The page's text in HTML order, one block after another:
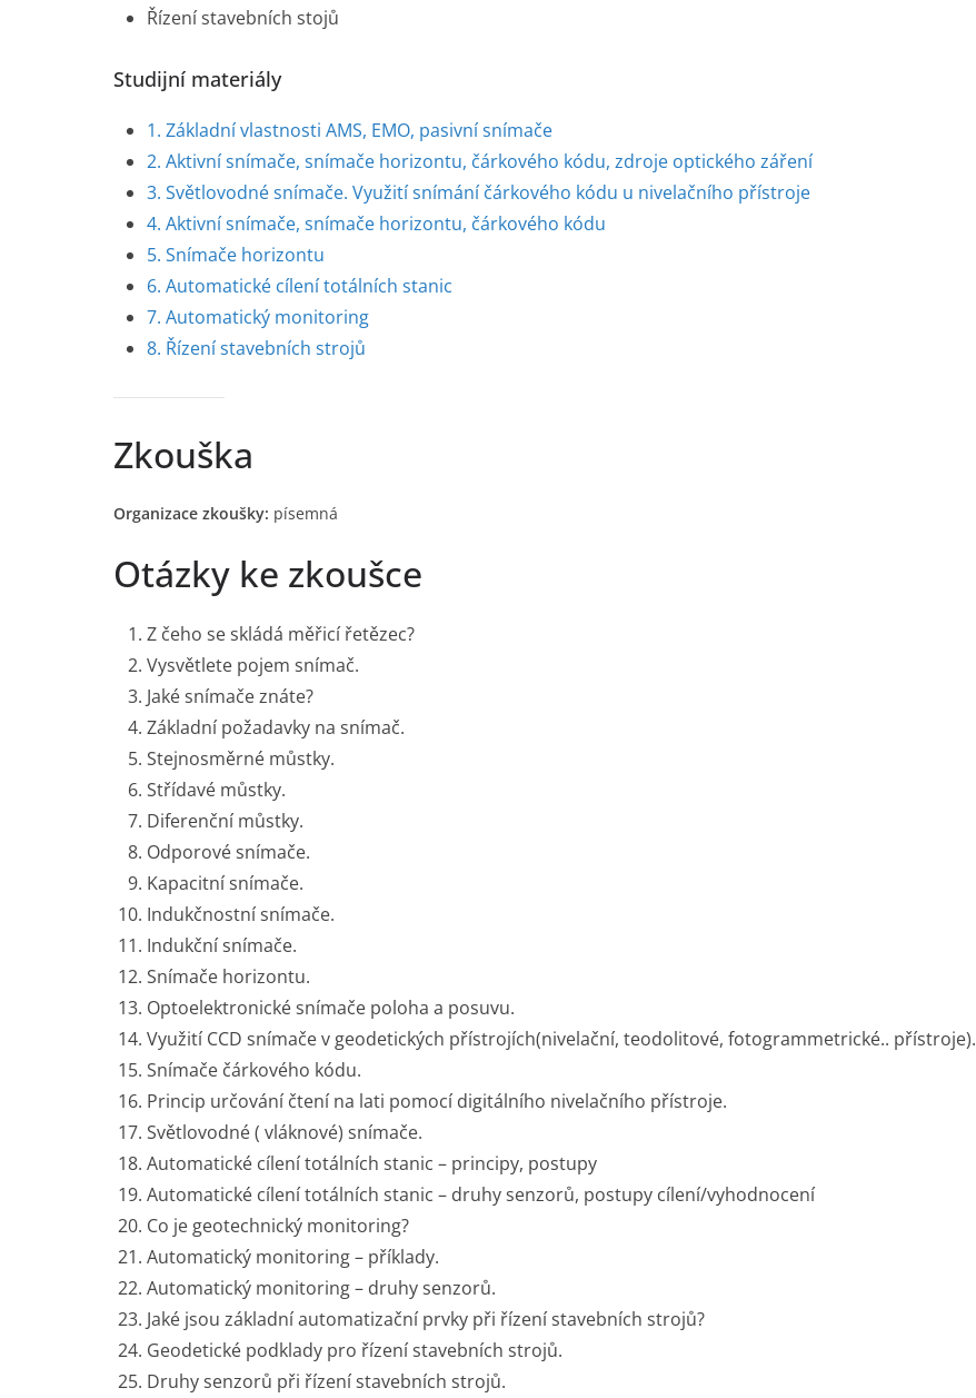
Řízení stavebních stojů
Studijní materiály
1. Základní vlastnosti AMS, EMO, pasivní snímače
2. Aktivní snímače, snímače horizontu, čárkového kódu, zdroje optického záření
3. Světlovodné snímače. Využití snímání čárkového kódu u nivelačního přístroje
4. Aktivní snímače, snímače horizontu, čárkového kódu
5. Snímače horizontu
6. Automatické cílení totálních stanic
7. Automatický monitoring
8. Řízení stavebních strojů
Zkouška
Organizace zkoušky: písemná
Otázky ke zkoušce
Z čeho se skládá měřicí řetězec?
Vysvětlete pojem snímač.
Jaké snímače znáte?
Základní požadavky na snímač.
Stejnosměrné můstky.
Střídavé můstky.
Diferenční můstky.
Odporové snímače.
Kapacitní snímače.
Indukčnostní snímače.
Indukční snímače.
Snímače horizontu.
Optoelektronické snímače poloha a posuvu.
Využití CCD snímače v geodetických přístrojích(nivelační, teodolitové, fotogrammetrické.. přístroje).
Snímače čárkového kódu.
Princip určování čtení na lati pomocí digitálního nivelačního přístroje.
Světlovodné ( vláknové) snímače.
Automatické cílení totálních stanic – principy, postupy
Automatické cílení totálních stanic – druhy senzorů, postupy cílení/vyhodnocení
Co je geotechnický monitoring?
Automatický monitoring – příklady.
Automatický monitoring – druhy senzorů.
Jaké jsou základní automatizační prvky při řízení stavebních strojů?
Geodetické podklady pro řízení stavebních strojů.
Druhy senzorů při řízení stavebních strojů.